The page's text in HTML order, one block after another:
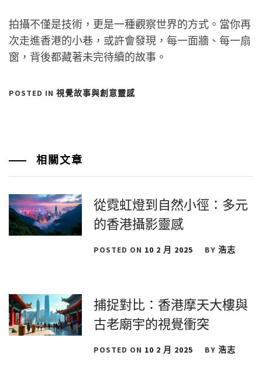
拍攝不僅是技術，更是一種觀察世界的方式。當你再
次走進香港的小巷，或許會發現，每一面牆、每一扇
窗，背後都藏著未完待續的故事。
POSTED IN 視覺故事與創意靈感
相關文章
從霓虹燈到自然小徑：多元
的香港攝影靈感
POSTED ON 10 2 月 2025 BY浩志
捕捉對比：香港摩天大樓與
古老廟宇的視覺衝突
POSTED ON 10 2 月 2025 BY浩志